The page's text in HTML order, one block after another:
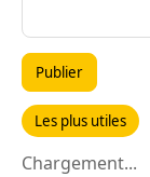
Publier
Les plus utiles
Chargement...